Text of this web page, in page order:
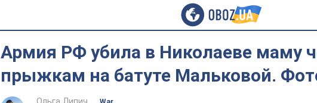
Армия РФ убила в Николаеве маму
прыжкам на батуте Мальковой.